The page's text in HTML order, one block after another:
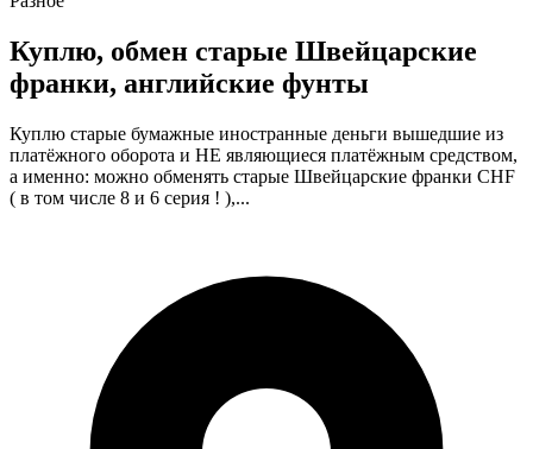
Куплю, обмен старые Швейцарские
франки, английские фунты
Куплю старые бумажные иностранные деньги вышедшие из
платёжного оборота и НЕ являющиеся платёжным средством,
а именно: можно обменять старые Швейцарские франки CHF
( в том числе 8 и 6 серия ! ),...